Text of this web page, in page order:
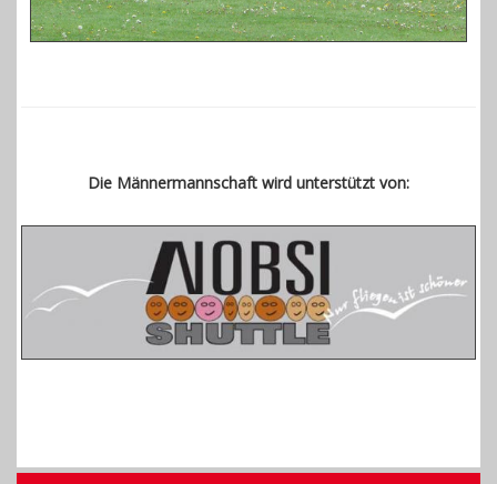
Die Männermannschaft wird unterstützt von: